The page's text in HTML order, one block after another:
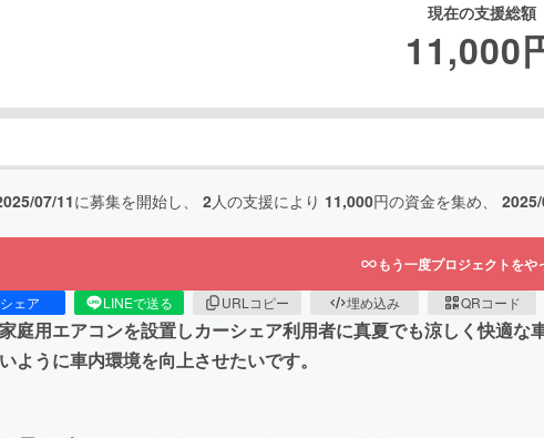
現在の支援総額
11,000
07/11に募集を開始し、 2人の支援により 11,000円の資金を集め、
もう一度プロジェクトをや
シェア LINEで送る URLコピー 埋め込み QRコード
庭用エアコンを設置しカーシェア利用者に真夏でも涼しく快適
ように車内環境を向上させたいです。